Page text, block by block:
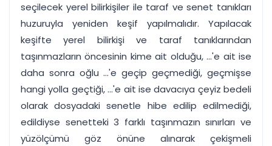
seçilecek yerel bilirkişiler ile taraf ve senet tanıkları
huzuruyla yeniden keşif yapılmalıdır. Yapılacak
keşifte yerel bilirkişi ve taraf tanıklarından
taşınmazların öncesinin kime ait olduğu, ...'e ait ise
daha sonra oğlu ...'e geçip geçmediği, geçmişse
hangi yolla geçtiği, ...'e ait ise davacıya çeyiz bedeli
olarak dosyadaki senetle hibe edilip edilmediği,
edildiyse senetteki 3 farklı taşınmazın sınırları ve
yüzölçümü göz önüne alınarak çekişmeli